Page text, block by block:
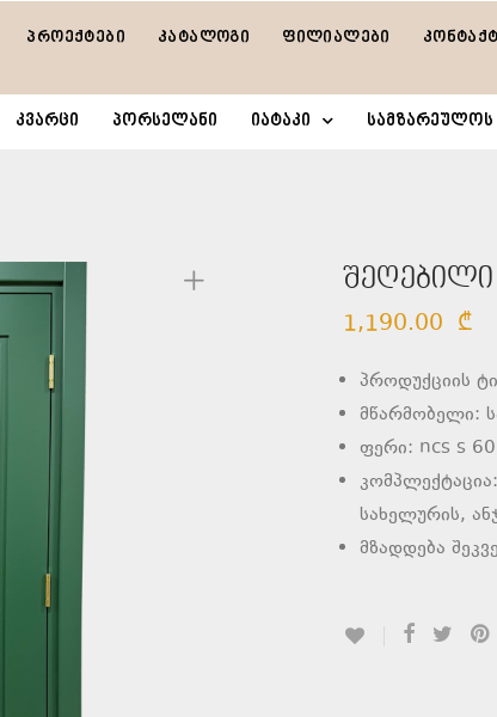
პროექტები კატალოგი ფილიალები
კვარცი პორსელანი იატაკი სამზარეულოს
1,190.00 ₾
პროდუქციის
მწარმობელი:
ფერი: ncs s
სახელურის,
მზადდება